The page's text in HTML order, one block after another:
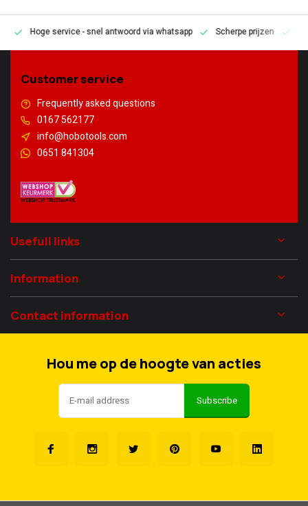
Hoge service- snel antwoord via whatsapp Scherpe prijzen
Customer service
Frequently asked questions
0167 562177
info@hobotools.com
0651 841304
Usefull links
Information
Contact information
Hou me op de hoogte van acties
Subscribe